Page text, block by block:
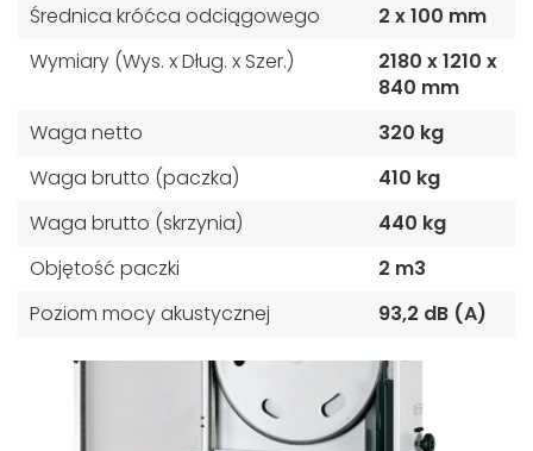
Średnica króćca odciągowego
2 x 100 mm
Wymiary (Wys. x Dług. x Szer.)
2180 x 1210 x
840 mm
Waga netto
320 kg
Waga brutto (paczka)
410 kg
Waga brutto (skrzynia)
440 kg
Objętość paczki
2 m3
Poziom mocy akustycznej
93,2 dB (A)